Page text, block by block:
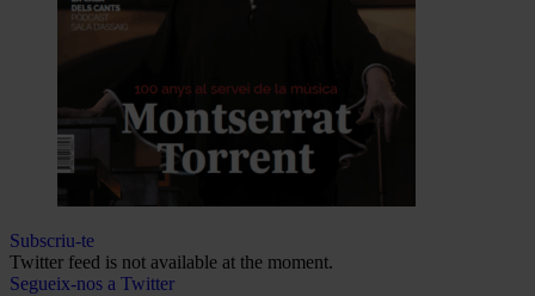
Subscriu-te
Twitter feed is not available at the moment.
Segueix-nos a Twitter